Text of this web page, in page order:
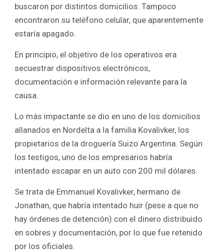
buscaron por distintos domicilios. Tampoco
encontraron su teléfono celular, que aparentemente
estaría apagado.
En principio, el objetivo de los operativos era
secuestrar dispositivos electrónicos,
documentación e información relevante para la
causa.
Lo más impactante se dio en uno de los domicilios
allanados en Nordelta a la familia Kovalivker, los
propietarios de la droguería Suizo Argentina. Según
los testigos, uno de los empresarios habría
intentado escapar en un auto con 200 mil dólares.
Se trata de Emmanuel Kovalivker, hermano de
Jonathan, que habría intentado huir (pese a que no
hay órdenes de detención) con el dinero distribuido
en sobres y documentación, por lo que fue retenido
por los oficiales.